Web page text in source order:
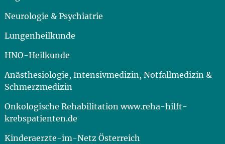
Neurologie & Psychiatrie
Lungenheilkunde
HNO-Heilkunde
Anästhesiologie, Intensivmedizin, Notfallmedizin &
Schmerzmedizin
Onkologische Rehabilitation www.reha-hilft-
krebspatienten.de
Kinderaerzte-im-Netz Österreich